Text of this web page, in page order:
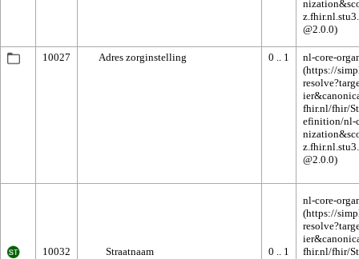
10027 Adres zorginstelling 0 .. 1 nl-core-
10032 Straatnaam 0 .. 1
nl-core-